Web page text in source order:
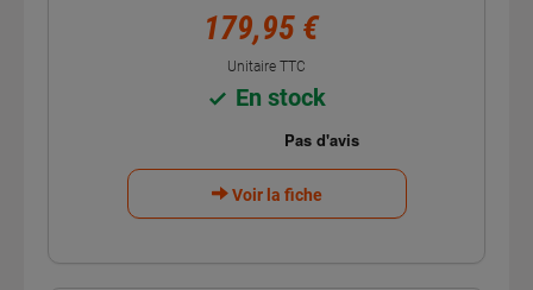
179,95 €
Unitaire TTC
En stock
Voir la fiche